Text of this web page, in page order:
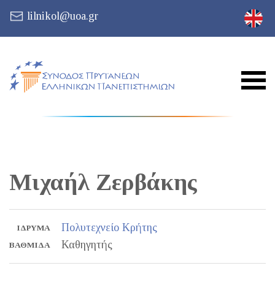
lilnikol@uoa.gr
Μιχαήλ Ζερβάκης
ΊΔΡΥΜΑ Πολυτεχνείο Κρήτης
ΒΑΘΜΊΔΑ Καθηγητής